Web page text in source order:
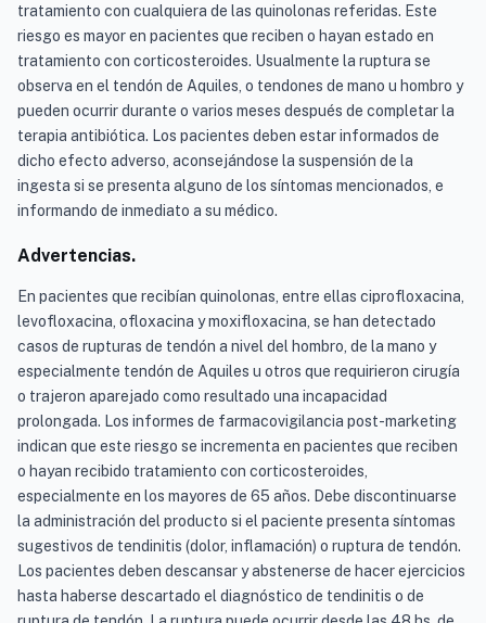
tratamiento con cualquiera de las quinolonas referidas. Este
riesgo es mayor en pacientes que reciben o hayan estado en
tratamiento con corticosteroides. Usualmente la ruptura se
observa en el tendón de Aquiles, o tendones de mano u hombro y
pueden ocurrir durante o varios meses después de completar la
terapia antibiótica. Los pacientes deben estar informados de
dicho efecto adverso, aconsejándose la suspensión de la
ingesta si se presenta alguno de los síntomas mencionados, e
informando de inmediato a su médico.
Advertencias.
En pacientes que recibían quinolonas, entre ellas ciprofloxacina,
levofloxacina, ofloxacina y moxifloxacina, se han detectado
casos de rupturas de tendón a nivel del hombro, de la mano y
especialmente tendón de Aquiles u otros que requirieron cirugía
o trajeron aparejado como resultado una incapacidad
prolongada. Los informes de farmacovigilancia post-marketing
indican que este riesgo se incrementa en pacientes que reciben
o hayan recibido tratamiento con corticosteroides,
especialmente en los mayores de 65 años. Debe discontinuarse
la administración del producto si el paciente presenta síntomas
sugestivos de tendinitis (dolor, inflamación) o ruptura de tendón.
Los pacientes deben descansar y abstenerse de hacer ejercicios
hasta haberse descartado el diagnóstico de tendinitis o de